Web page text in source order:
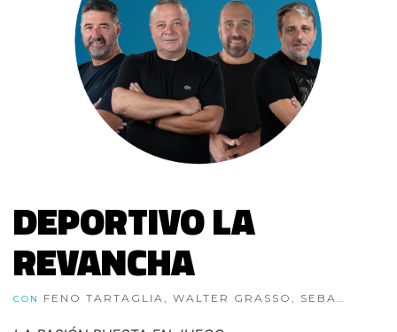
DEPORTIVO LA
REVANCHA
CON FENO TARTAGLIA, WALTER GRASSO, SEBA